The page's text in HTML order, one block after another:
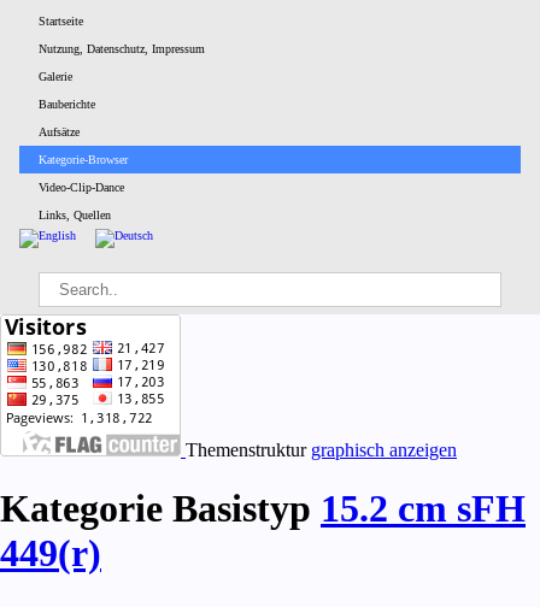
Startseite
Nutzung, Daten­schutz, Impressum
Galerie
Bau­berichte
Aufsätze
Kategorie-Browser
Video-Clip-Dance
Links, Quellen
Themenstruktur graphisch anzeigen
Kategorie Basistyp 15.2 cm sFH
449(r)